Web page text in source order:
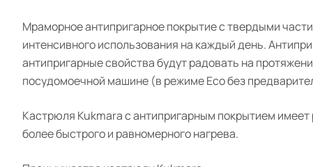
Мраморное антипригарное покрытие с твердыми
интенсивного использования на каждый день.
антипригарные свойства будут радовать на
посудомоечной машине (в режиме Eco без
Кастрюля Kukmara с антипригарным покрытием
более быстрого и равномерного нагрева.